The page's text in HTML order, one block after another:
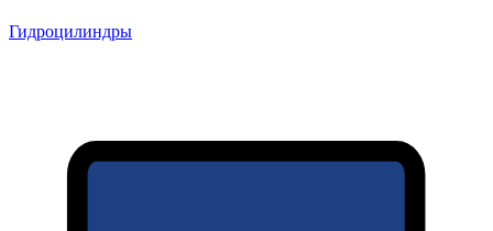
Гидроцилиндры